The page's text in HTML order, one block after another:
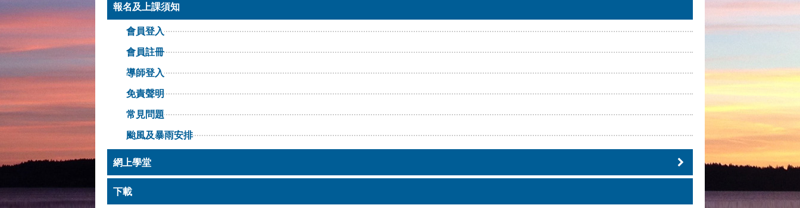
報名及上課須知
會員登入
會員註冊
導師登入
免責聲明
常見問題
颱風及暴雨安排
網上學堂
下載